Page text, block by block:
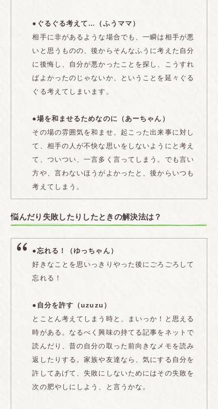
●ぐるぐる考えて…（ふうママ）
相手に非があるような場合でも、一瞬は相手が悪
いと思うものの、後からそんなふうに考えた自分
に後悔し、自分が悪かったことを探し、こうすれ
ばよかったのじゃないか、ということを延々ぐる
ぐる考えてしまいます。
●場を和ませるためなのに（あーちゃん）
その場の雰囲気を和ませ、起こった出来事に対し
て、相手の人が不快な思いをしないようにと考え
て、ついつい、一言多く言ってしまう。でも言い
方や、言わないほうがよかったと、後からいつも
考えてしまう。
悩んだり失敗したりしたときの解決法は？
●忘れる！（ゆっちゃん）
好きなことを思いっきりやった後にごろごろして
忘れる！
●自分を許す（uzuzu）
とことん考えてしまう時と、まいっか！と思える
時がある。なるべく興味の持てる記事をネットで
読んだり、昔の自分の取った前向きなメモを読み
返したりする。家族や友達なら、気にする自分を
許してあげて、失敗にしないためにはその失敗を
次の肥やしにしよう、と言うかな。